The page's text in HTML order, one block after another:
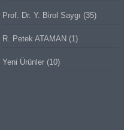
Prof. Dr. Y. Birol Saygı (35)
R. Petek ATAMAN (1)
Yeni Ürünler (10)